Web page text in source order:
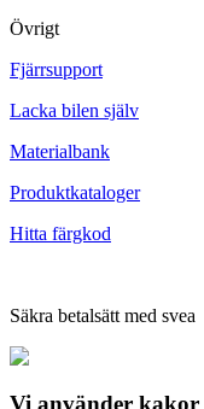
Övrigt
Fjärrsupport
Lacka bilen själv
Materialbank
Produktkataloger
Hitta färgkod
Säkra betalsätt med svea
Vi använder kakor